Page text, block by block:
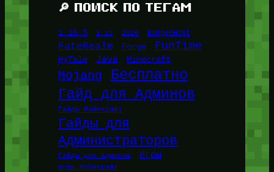
🔎 ПОИСК ПО ТЕГАМ
1.16.5 1.21 2026 BungeeHost
FateRealm Forge FunTime
HyTale Java Minecraft
Mojang Бесплатно
Гайд для Админов
Гайды Майнкрафт
Гайды для
Администраторов
Гайды для админов Игры
Игры Майнкрафт